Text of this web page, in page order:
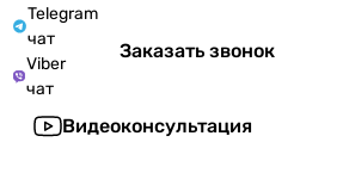
Telegram
чат
Viber
чат
Заказать звонок
Видеоконсультация